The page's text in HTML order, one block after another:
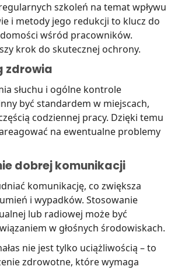
szkoleń na temat wpływu
i metody jego redukcji to klucz do
wśród pracowników.
krok do skutecznej ochrony.
zdrowia
słuchu i ogólne kontrole
być standardem w miejscach,
codziennej pracy. Dzięki temu
na ewentualne problemy
dobrej komunikacji
komunikację, co zwiększa
i wypadków. Stosowanie
lub radiowej może być
w głośnych środowiskach.
nie jest tylko uciążliwością – to
zdrowotne, które wymaga